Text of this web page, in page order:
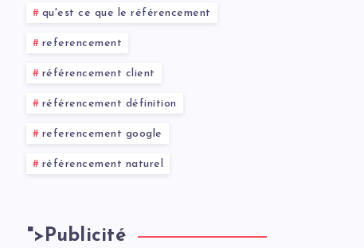
qu'est ce que le référencement
referencement
référencement client
référencement définition
referencement google
référencement naturel
">Publicité